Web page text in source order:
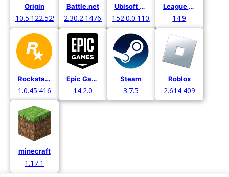
Origin
10.5.122.52971
Battle.net
2.30.2.14766
Ubisoft Connect
152.0.0.11052
League of Legends
14.9
Rockstar Games
1.0.45.416
Epic Games
14.2.0
Steam
3.7.5
Roblox
2.614.409
minecraft
1.17.1